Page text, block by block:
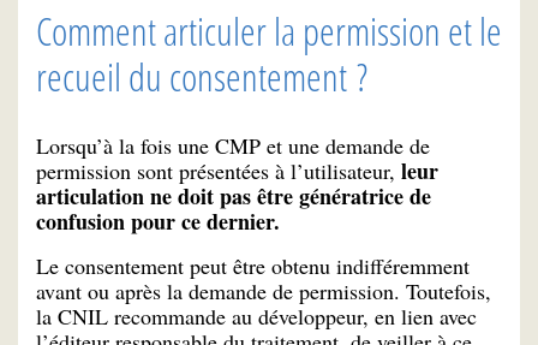
Comment articuler la permission et le
recueil du consentement ?
Lorsqu’à la fois une CMP et une demande de
permission sont présentées à l’utilisateur, leur
articulation ne doit pas être génératrice de
confusion pour ce dernier.
Le consentement peut être obtenu indifféremment
avant ou après la demande de permission. Toutefois,
la CNIL recommande au développeur, en lien avec